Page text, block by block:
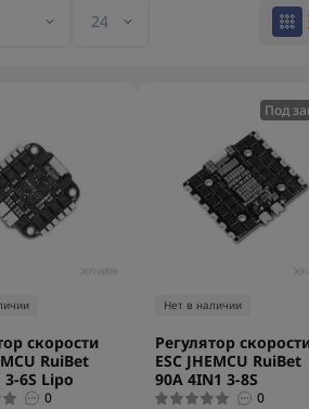
скорости
RuiBet
3-6S Lipo
0
Под
Нет в наличии
Регулятор
ESC JHEMCU RuiBet
90A 4IN1 3-8S
0